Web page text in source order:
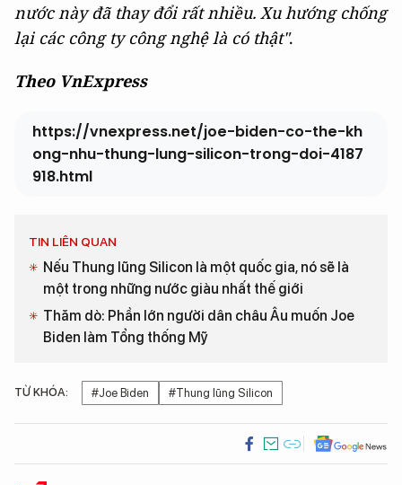
nước này đã thay đổi rất nhiều. Xu hướng chống
lại các công ty công nghệ là có thật".
Theo VnExpress
https://vnexpress.net/joe-biden-co-the-kh
ong-nhu-thung-lung-silicon-trong-doi-4187
918.html
TIN LIÊN QUAN
Nếu Thung lũng Silicon là một quốc gia, nó sẽ là
một trong những nước giàu nhất thế giới
Thăm dò: Phần lớn người dân châu Âu muốn Joe
Biden làm Tổng thống Mỹ
TỪ KHÓA: #Joe Biden #Thung lũng Silicon